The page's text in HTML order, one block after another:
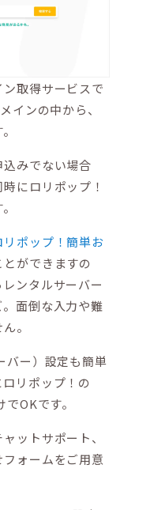
取得サービスで
インの中から、
みでない場合
にロリポップ！
リポップ！簡単お
ができますの
ンタルサーバー
面倒な入力や難
。
バー）設定も簡単
リポップ！の
OKです。
ットサポート、
ォームをご用意